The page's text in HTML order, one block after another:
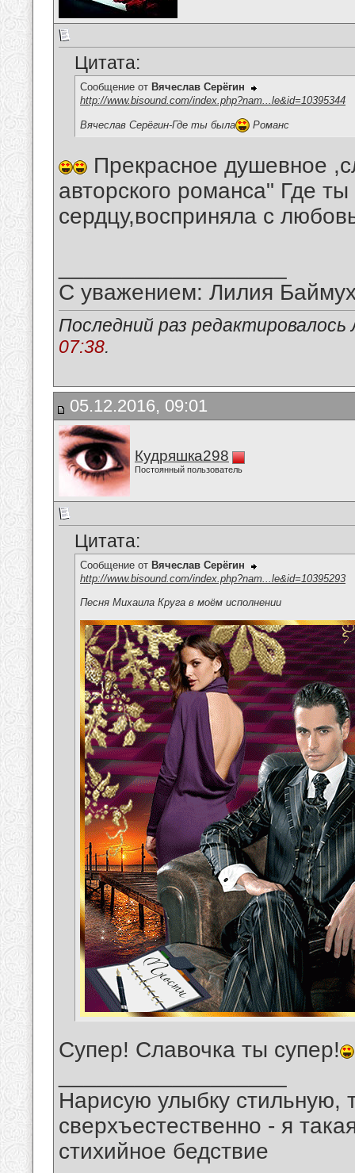
Цитата:
Сообщение от Вячеслав Серёгин
http://www.bisound.com/index.php?nam...le&id=10395344
Вячеслав Серёгин-Где ты была Романс
Прекрасное душевное
авторского романса" Где
сердцу,восприняла с
С уважением: Лилия
Последний раз
07:38.
05.12.2016, 09:01
Кудряшка298
Постоянный пользователь
Цитата:
Сообщение от Вячеслав Серёгин
http://www.bisound.com/index.php?nam...le&id=10395293
Песня Михаила Круга в моём исполнении
Супер! Славочка ты супер!
Нарисую улыбку стильную,
сверхъестественно - я
стихийное бедствие